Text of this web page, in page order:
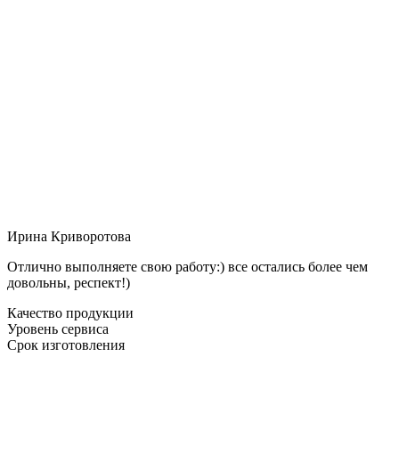
Ирина Криворотова
Отлично выполняете свою работу:) все остались более чем
довольны, респект!)
Качество продукции
Уровень сервиса
Срок изготовления